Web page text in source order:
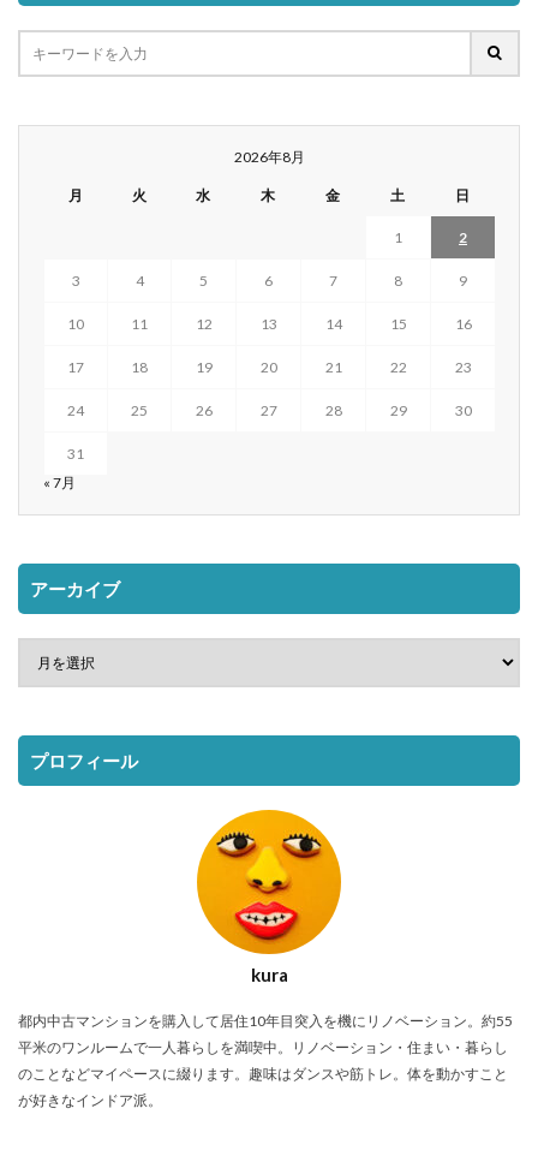
2026年8月
月 火 水 木 金 土 日
1 2
3 4 5 6 7 8 9
10 11 12 13 14 15 16
17 18 19 20 21 22 23
24 25 26 27 28 29 30
31
« 7月
アーカイブ
プロフィール
kura
都内中古マンションを購入して居住10年目突入を機にリノベーション。約55
平米のワンルームで一人暮らしを満喫中。リノベーション・住まい・暮らし
のことなどマイペースに綴ります。趣味はダンスや筋トレ。体を動かすこと
が好きなインドア派。